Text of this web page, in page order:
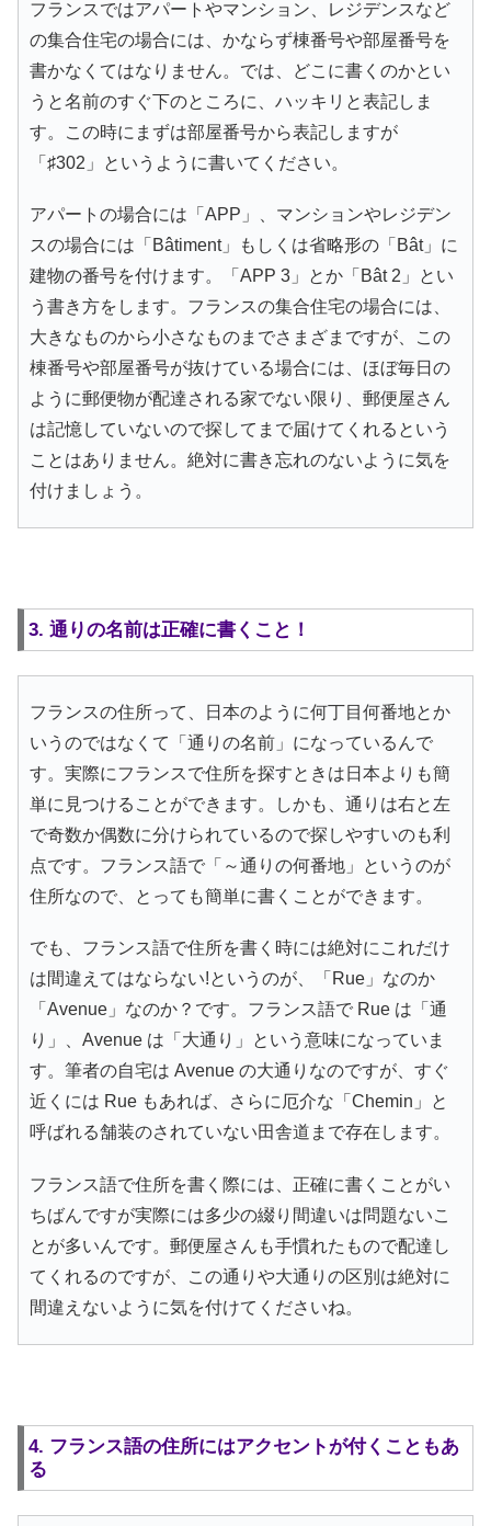
フランスではアパートやマンション、レジデンスなど
の集合住宅の場合には、かならず棟番号や部屋番号を
書かなくてはなりません。では、どこに書くのかとい
うと名前のすぐ下のところに、ハッキリと表記しま
す。この時にまずは部屋番号から表記しますが
「♯302」というように書いてください。
アパートの場合には「APP」、マンションやレジデン
スの場合には「Bâtiment」もしくは省略形の「Bât」に
建物の番号を付けます。「APP 3」とか「Bât 2」とい
う書き方をします。フランスの集合住宅の場合には、
大きなものから小さなものまでさまざまですが、この
棟番号や部屋番号が抜けている場合には、ほぼ毎日の
ように郵便物が配達される家でない限り、郵便屋さん
は記憶していないので探してまで届けてくれるという
ことはありません。絶対に書き忘れのないように気を
付けましょう。
3. 通りの名前は正確に書くこと！
フランスの住所って、日本のように何丁目何番地とか
いうのではなくて「通りの名前」になっているんで
す。実際にフランスで住所を探すときは日本よりも簡
単に見つけることができます。しかも、通りは右と左
で奇数か偶数に分けられているので探しやすいのも利
点です。フランス語で「～通りの何番地」というのが
住所なので、とっても簡単に書くことができます。
でも、フランス語で住所を書く時には絶対にこれだけ
は間違えてはならない!というのが、「Rue」なのか
「Avenue」なのか？です。フランス語で Rue は「通
り」、Avenue は「大通り」という意味になっていま
す。筆者の自宅は Avenue の大通りなのですが、すぐ
近くには Rue もあれば、さらに厄介な「Chemin」と
呼ばれる舗装のされていない田舎道まで存在します。
フランス語で住所を書く際には、正確に書くことがい
ちばんですが実際には多少の綴り間違いは問題ないこ
とが多いんです。郵便屋さんも手慣れたもので配達し
てくれるのですが、この通りや大通りの区別は絶対に
間違えないように気を付けてくださいね。
4. フランス語の住所にはアクセントが付くこともあ
る